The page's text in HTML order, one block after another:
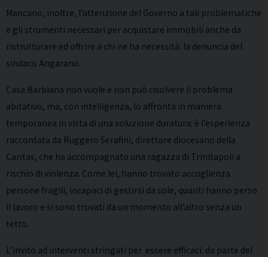
Mancano, inoltre, l’attenzione del Governo a tali problematiche
e gli strumenti necessari per acquistare immobili anche da
ristrutturare ed offrire a chi ne ha necessità: la denuncia del
sindaco Angarano.
Casa Barbiana non vuole e non può risolvere il problema
abitativo, ma, con intelligenza, lo affronta in maniera
temporanea in vista di una soluzione duratura: è l’esperienza
raccontata da Ruggero Serafini, direttore diocesano della
Caritas, che ha accompagnato una ragazza di Trinitapoli a
rischio di violenza. Come lei, hanno trovato accoglienza
persone fragili, incapaci di gestirsi da sole, quanti hanno perso
il lavoro e si sono trovati da un momento all’altro senza un
tetto.
L’invito ad interventi stringati per essere efficaci da parte del